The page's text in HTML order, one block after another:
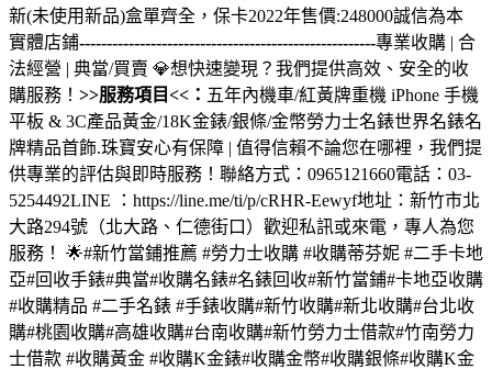
新(未使用新品)盒單齊全，保卡2022年售價:248000誠信為本
實體店鋪------------------------------------------------------專業收購 | 合
法經營 | 典當/買賣 💎想快速變現？我們提供高效、安全的收
購服務！ >>服務項目<<： 五年內機車/紅黃牌重機 iPhone 手機
平板 & 3C產品黃金/18K金錶/銀條/金幣勞力士名錶世界名錶名
牌精品首飾.珠寶安心有保障 | 值得信賴不論您在哪裡，我們提
供專業的評估與即時服務！聯絡方式：0965121660電話：03-
5254492LINE ：https://line.me/ti/p/cRHR-Eewyf地址：新竹市北
大路294號（北大路、仁德街口）歡迎私訊或來電，專人為您
服務！ 🌟#新竹當鋪推薦 #勞力士收購 #收購蒂芬妮 #二手卡地
亞#回收手錶#典當#收購名錶#名錶回收#新竹當鋪#卡地亞收購
#收購精品 #二手名錶 #手錶收購#新竹收購#新北收購#台北收
購#桃園收購#高雄收購#台南收購#新竹勞力士借款#竹南勞力
士借款 #收購黃金 #收購K金錶#收購金幣#收購銀條#收購K金